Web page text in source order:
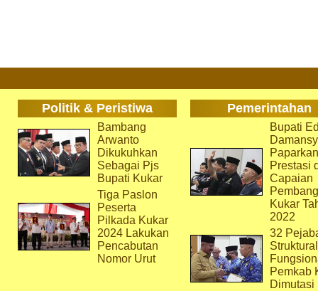
Politik & Peristiwa Pemerintahan
Bambang
Arwanto
Dikukuhkan
Sebagai Pjs
Bupati Kukar
Tiga Paslon
Peserta
Pilkada Kukar
2024 Lakukan
Pencabutan
Nomor Urut
Bupati
Paparkan
Prestasi
Capaian
Kukar
2022
32
Pemkab
Dimutasi